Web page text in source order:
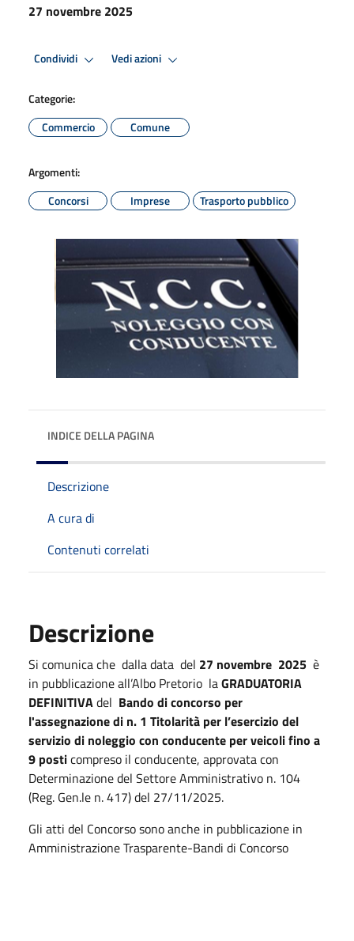
27 novembre 2025
Condividi Vedi azioni
Categorie:
Commercio
Comune
Argomenti:
Concorsi
Imprese Trasporto pubblico
INDICE DELLA PAGINA
Descrizione
A cura di
Contenuti correlati
Descrizione
Si comunica che dalla data del 27 novembre 2025 è
in pubblicazione all’Albo Pretorio laGRADUATORIA
DEFINITIVAdel Bando di concorso per
l'assegnazione di n. 1 Titolarità per l’esercizio del
servizio di noleggio con conducente per veicoli fino a
9 posticompreso il conducente, approvata con
Determinazione del Settore Amministrativo n. 104
(Reg. Gen.le n. 417) del 27/11/2025.
Gli atti del Concorso sono anche in pubblicazione in
Amministrazione Trasparente-Bandi di Concorso